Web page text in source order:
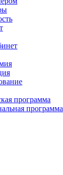
программа
программа